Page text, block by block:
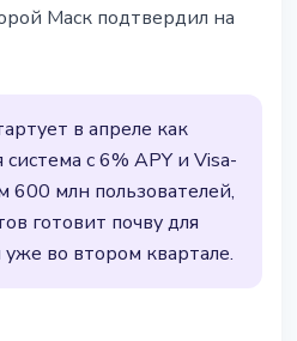
Маск подтвердил на
в апреле как
с 6% APY и Visa-
600 млн пользователей,
готовит почву для
во втором квартале.